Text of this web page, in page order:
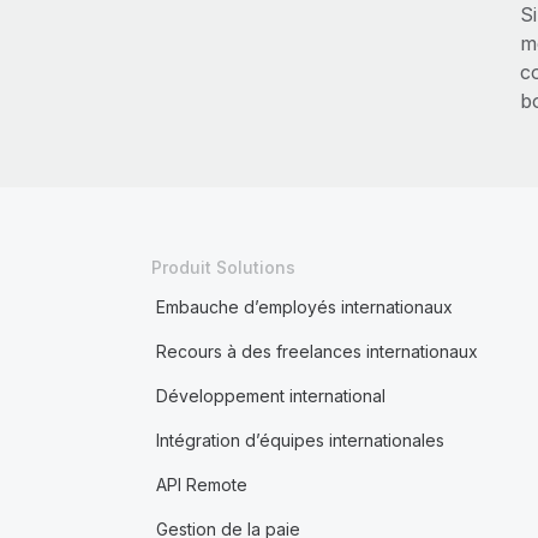
Produit Solutions
Embauche d’employés internationaux
Recours à des freelances internationaux
Développement international
Intégration d’équipes internationales
API Remote
Gestion de la paie